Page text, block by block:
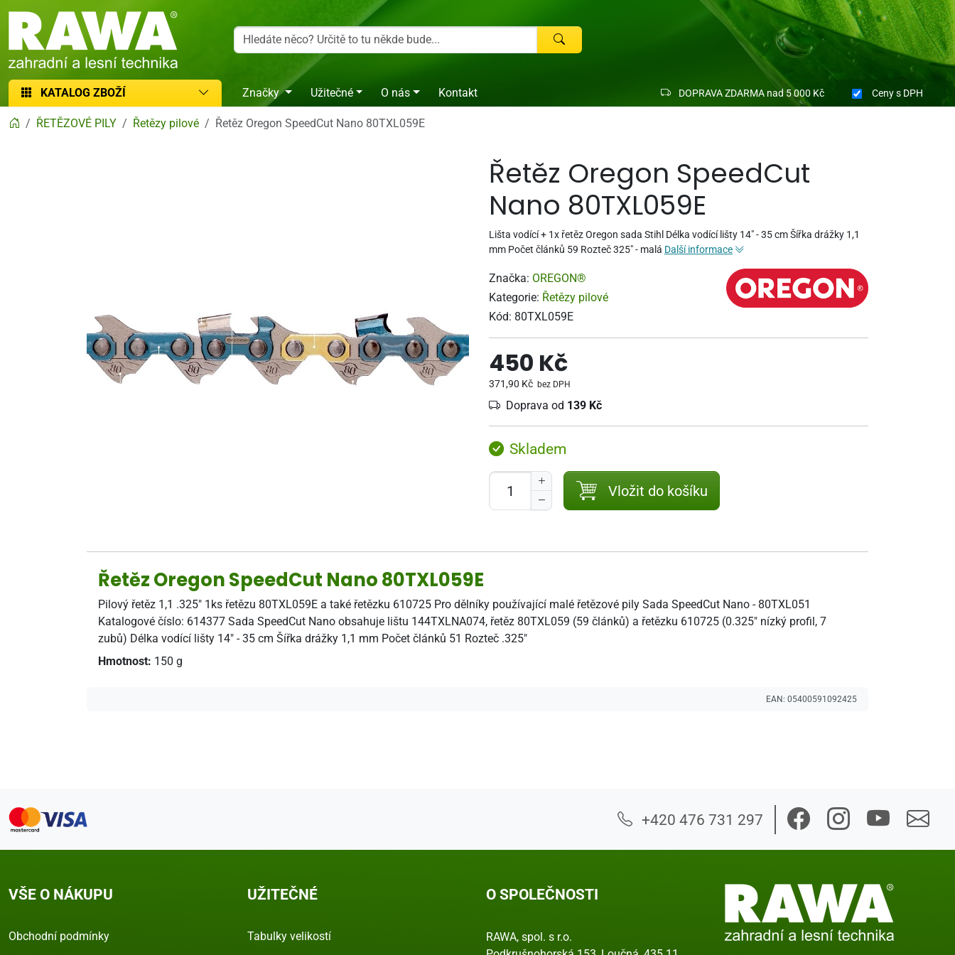
RAWA zahradní a lesní technika
KATALOG ZBOŽÍ Značky Užitečné O nás Kontakt DOPRAVA ZDARMA nad 5 000 Kč Cenys DPH
ŘETĚZOVÉ PILY Řetězy pilové Řetěz Oregon SpeedCut Nano 80TXL059E
Řetěz Oregon SpeedCut
Nano 80TXL059E
Lišta vodící + 1x řetěz Oregon sada Stihl Délka vodící lišty 14" - 35 cm Šířka drážky 1,1
mm Počet článků 59 Rozteč 325" - malá Další informace
Značka: OREGON®
Kategorie: Řetězy pilové
Kód: 80TXL059E
450 Kč
371,90 Kč bez DPH
Doprava od 139 Kč
Skladem
Vložit do košíku
Řetěz Oregon SpeedCut Nano 80TXL059E
Pilový řetěz 1,1 .325" 1ks řetězu 80TXL059E a také řetězku 610725 Pro dělníky používající malé řetězové pily Sada SpeedCut Nano - 80TXL051
Katalogové číslo: 614377 Sada SpeedCut Nano obsahuje lištu 144TXLNA074, řetěz 80TXL059 (59 článků) a řetězku 610725 (0.325" nízký profil, 7
zubů) Délka vodící lišty 14" - 35 cm Šířka drážky 1,1 mm Počet článků 51 Rozteč .325"
Hmotnost: 150 g
EAN: 05400591092425
+420 476 731 297
VŠE O NÁKUPU
Obchodní podmínky
UŽITEČNÉ
Tabulky velikostí
O SPOLEČNOSTI
RAWA, spol. s r.o.